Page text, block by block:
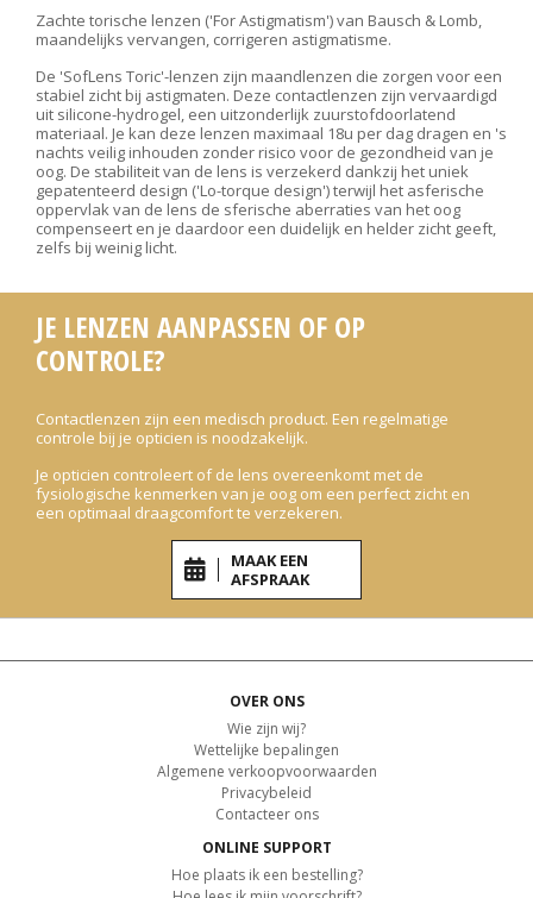
Zachte torische lenzen ('For Astigmatism') van Bausch & Lomb,
maandelijks vervangen, corrigeren astigmatisme.
De 'SofLens Toric'-lenzen zijn maandlenzen die zorgen voor een
stabiel zicht bij astigmaten. Deze contactlenzen zijn vervaardigd
uit silicone-hydrogel, een uitzonderlijk zuurstofdoorlatend
materiaal. Je kan deze lenzen maximaal 18u per dag dragen en 's
nachts veilig inhouden zonder risico voor de gezondheid van je
oog. De stabiliteit van de lens is verzekerd dankzij het uniek
gepatenteerd design ('Lo-torque design') terwijl het asferische
oppervlak van de lens de sferische aberraties van het oog
compenseert en je daardoor een duidelijk en helder zicht geeft,
zelfs bij weinig licht.
JE LENZEN AANPASSEN OF OP
CONTROLE?
Contactlenzen zijn een medisch product. Een regelmatige
controle bij je opticien is noodzakelijk.
Je opticien controleert of de lens overeenkomt met de
fysiologische kenmerken van je oog om een perfect zicht en
een optimaal draagcomfort te verzekeren.
MAAK EEN
AFSPRAAK
OVER ONS
Wie zijn wij?
Wettelijke bepalingen
Algemene verkoopvoorwaarden
Privacybeleid
Contacteer ons
ONLINE SUPPORT
Hoe plaats ik een bestelling?